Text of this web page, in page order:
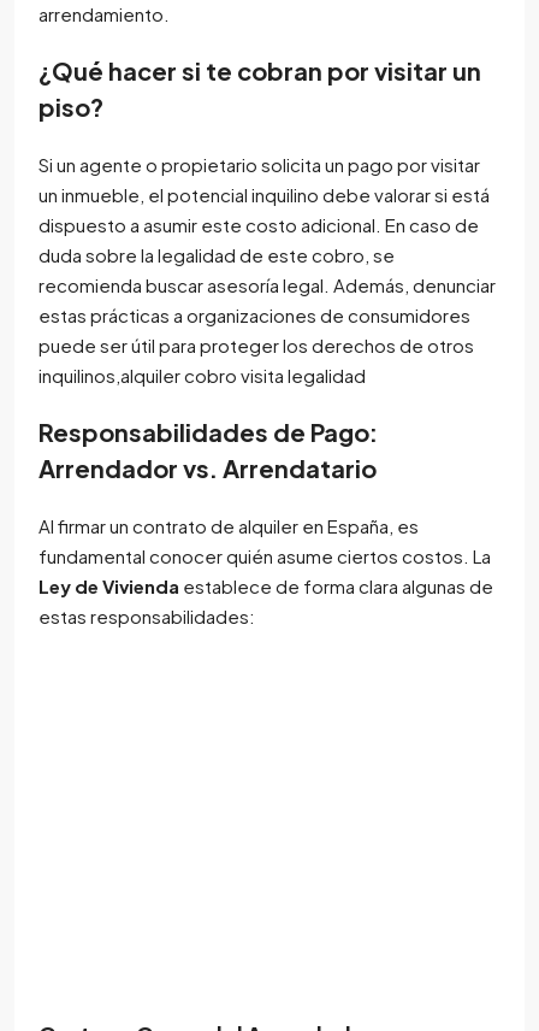
arrendamiento.
¿Qué hacer si te cobran por visitar un
piso?
Si un agente o propietario solicita un pago por visitar
un inmueble, el potencial inquilino debe valorar si está
dispuesto a asumir este costo adicional. En caso de
duda sobre la legalidad de este cobro, se
recomienda buscar asesoría legal. Además, denunciar
estas prácticas a organizaciones de consumidores
puede ser útil para proteger los derechos de otros
inquilinos,alquiler cobro visita legalidad
Responsabilidades de Pago:
Arrendador vs. Arrendatario
Al firmar un contrato de alquiler en España, es
fundamental conocer quién asume ciertos costos. La
Ley de Vivienda establece de forma clara algunas de
estas responsabilidades: